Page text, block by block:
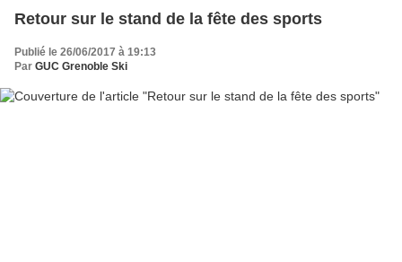
Retour sur le stand de la fête des sports
Publié le 26/06/2017 à 19:13
Par GUC Grenoble Ski